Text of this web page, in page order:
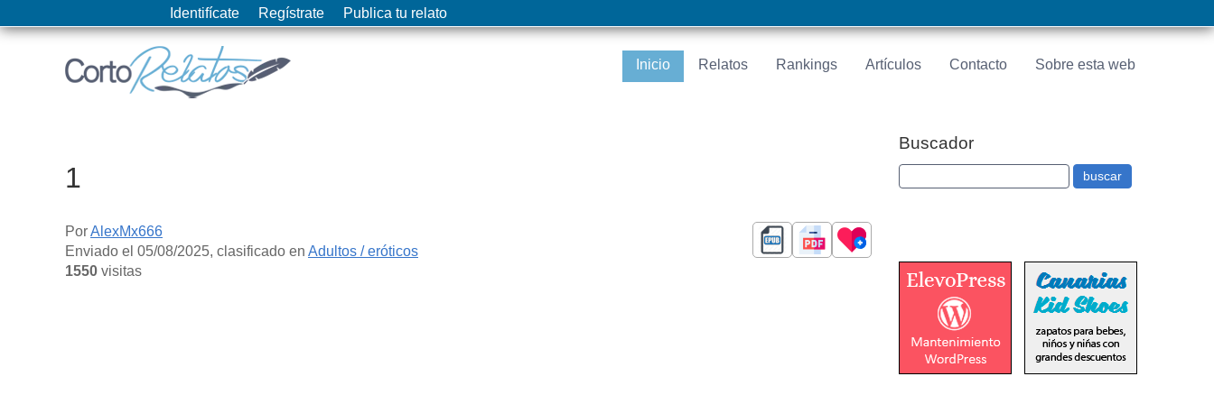
Identifícate Regístrate Publica tu relato
Inicio Relatos Rankings Artículos Contacto Sobre esta web
1
PorAlexMx666
Enviado el 05/08/2025, clasificado en Adultos / eróticos
1550 visitas
Buscador